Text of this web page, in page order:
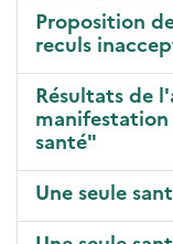
Proposition
reculs
Résultats de
santé"
Une seule